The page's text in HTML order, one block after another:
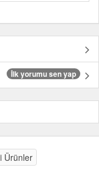
İlk yorumu sen yap
Ürünler